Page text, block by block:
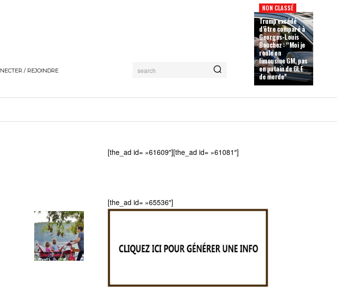
/ REJOINDRE search
NON CLASSÉ
Trump excédé
d’être comparé à
Georges-Louis
Bouchez : “Moi je
roule en
limousine GM, pas
en putain de GLE
de merde”
[the_ad id= »61609″][the_ad id= »61081″]
[the_ad id= »65536″]